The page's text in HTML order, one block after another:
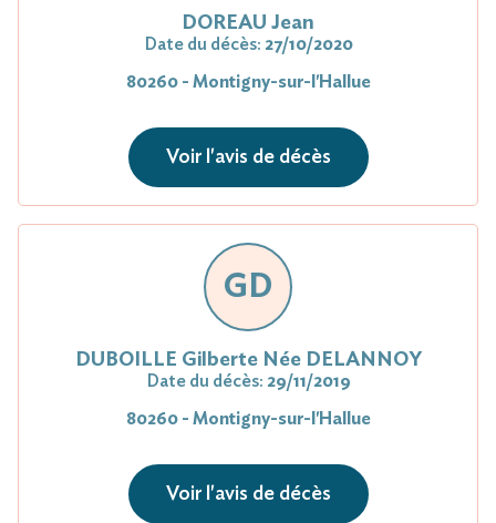
DOREAU Jean
Date du décès: 27/10/2020
80260 - Montigny-sur-l'Hallue
Voir l'avis de décès
GD
DUBOILLE Gilberte Née DELANNOY
Date du décès: 29/11/2019
80260 - Montigny-sur-l'Hallue
Voir l'avis de décès